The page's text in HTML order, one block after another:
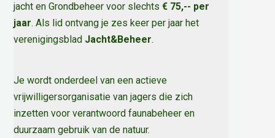
jacht en Grondbeheer voor slechts€ 75,-- per
jaar. Als lid ontvang je zes keer per jaar het
verenigingsblad Jacht&Beheer.
Je wordt onderdeel van een actieve
vrijwilligersorganisatie van jagers die zich
inzetten voor verantwoord faunabeheer en
duurzaam gebruik van de natuur.